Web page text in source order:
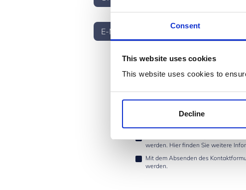
Consent
This website uses cookies
This website uses cookies to
Decline
jederzeit ändern.
Nein, ich möchte keine E-Mail-
werden. Hier finden Sie weitere
Mit dem Absenden des
werden.